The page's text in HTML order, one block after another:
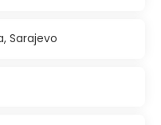
Sarajevo